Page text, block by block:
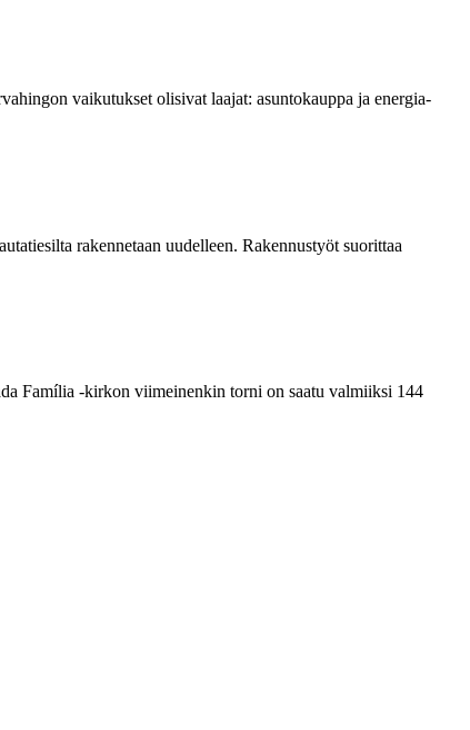
vaikutukset olisivat laajat: asuntokauppa ja energia­
rakennetaan uudelleen. Rakennustyöt suorittaa
Família -kirkon viimeinenkin torni on saatu valmiiksi­ 144